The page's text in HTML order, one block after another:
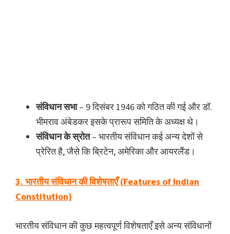
संविधान सभा– 9 दिसंबर 1946 को गठित की गई और डॉ.
भीमराव अंबेडकर इसके प्रारूप समिति के अध्यक्ष थे।
संविधान के स्रोत– भारतीय संविधान कई अन्य देशों से
प्रेरित है, जैसे कि ब्रिटेन, अमेरिका और आयरलैंड।
3. भारतीय संविधान की विशेषताएँ (Features of Indian
Constitution)
भारतीय संविधान की कुछ महत्वपूर्ण विशेषताएँ इसे अन्य संविधानों